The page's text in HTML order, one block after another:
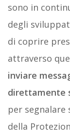
sono in
degli
di coprire
attraverso
inviare
direttamente
per segnalare
della